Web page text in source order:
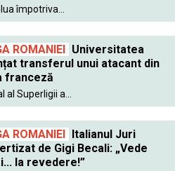
împotriva...
ROMANIEI Universitatea
transferul unui atacant din
franceză
al Superligii a...
ROMANIEI Italianul Juri
de Gigi Becali: „Vede
la revedere!”